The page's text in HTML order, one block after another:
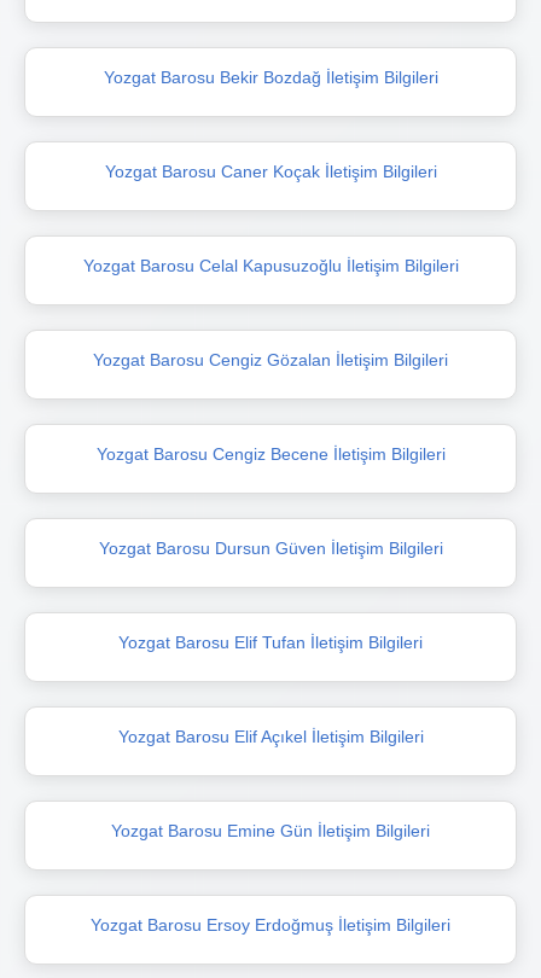
Yozgat Barosu Bekir Bozdağ İletişim Bilgileri
Yozgat Barosu Caner Koçak İletişim Bilgileri
Yozgat Barosu Celal Kapusuzoğlu İletişim Bilgileri
Yozgat Barosu Cengiz Gözalan İletişim Bilgileri
Yozgat Barosu Cengiz Becene İletişim Bilgileri
Yozgat Barosu Dursun Güven İletişim Bilgileri
Yozgat Barosu Elif Tufan İletişim Bilgileri
Yozgat Barosu Elif Açıkel İletişim Bilgileri
Yozgat Barosu Emine Gün İletişim Bilgileri
Yozgat Barosu Ersoy Erdoğmuş İletişim Bilgileri